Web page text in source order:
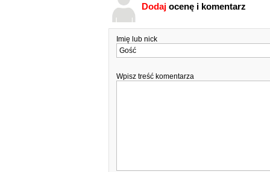
Dodajocenę i komentarz
Imię lub nick
Wpisz treść komentarza